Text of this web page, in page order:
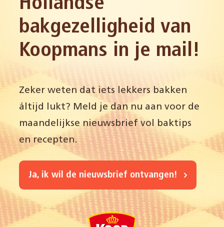
Hollandse
bakgezelligheid van
Koopmans in je mail!
Zeker weten dat iets lekkers bakken
áltijd lukt? Meld je dan nu aan voor de
maandelijkse nieuwsbrief vol baktips
en recepten.
Ja, ik wil de nieuwsbrief ontvangen!